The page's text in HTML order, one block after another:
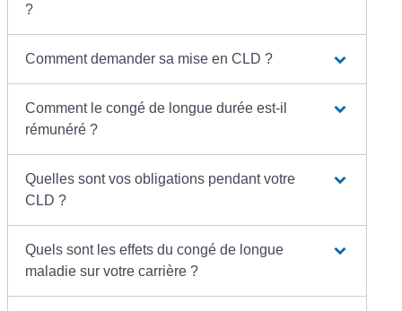
?
Comment demander sa mise en CLD ?
Comment le congé de longue durée est-il
rémunéré ?
Quelles sont vos obligations pendant votre
CLD ?
Quels sont les effets du congé de longue
maladie sur votre carrière ?